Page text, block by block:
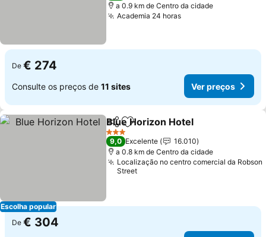
a 0.9 km de Centro da cidade
Academia 24 horas
De € 274
Consulte os preços de 11 sites Ver preços
Escolha popular
PartilharAdicionar aos favoritos
Blue Horizon Hotel
3 Estrelas
9,0 Excelente
16.010
a 0.8 km de Centro da cidade
Localização no centro comercial da Robson
Street
De € 304